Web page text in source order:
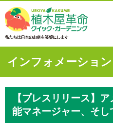
インフォメーション
【プレスリリース】
能マネージャー、そ